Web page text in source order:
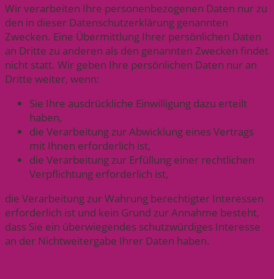
Wir verarbeiten Ihre personenbezogenen Daten nur zu
den in dieser Datenschutzerklärung genannten
Zwecken. Eine Übermittlung Ihrer persönlichen Daten
an Dritte zu anderen als den genannten Zwecken findet
nicht statt. Wir geben Ihre persönlichen Daten nur an
Dritte weiter, wenn:
Sie Ihre ausdrückliche Einwilligung dazu erteilt
haben,
die Verarbeitung zur Abwicklung eines Vertrags
mit Ihnen erforderlich ist,
die Verarbeitung zur Erfüllung einer rechtlichen
Verpflichtung erforderlich ist,
die Verarbeitung zur Wahrung berechtigter Interessen
erforderlich ist und kein Grund zur Annahme besteht,
dass Sie ein überwiegendes schutzwürdiges Interesse
an der Nichtweitergabe Ihrer Daten haben.